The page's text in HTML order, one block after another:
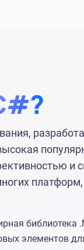
и
платформ,
библиотека
элементов